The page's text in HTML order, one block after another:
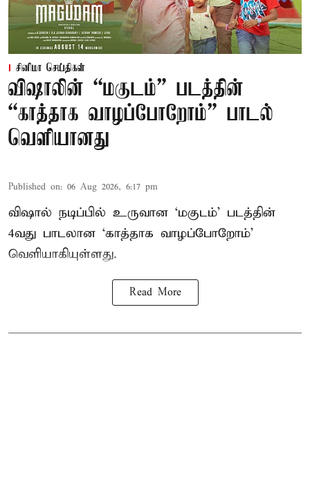
சினிமா செய்திகள்
விஷாலின் “மகுடம்” படத்தின்
“காத்தாக வாழப்போறோம்” பாடல்
வெளியானது
Published on: 06 Aug 2026, 6:17 pm
விஷால் நடிப்பில் உருவான ‘மகுடம்’ படத்தின்
4வது பாடலான ‘காத்தாக வாழப்போறோம்’
வெளியாகியுள்ளது.
Read More